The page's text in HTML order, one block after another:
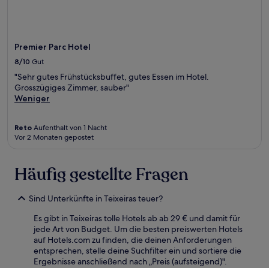
Premier Parc Hotel
8/10 Gut
"Sehr gutes Frühstücksbuffet, gutes Essen im Hotel.
Grosszügiges Zimmer, sauber"
Weniger
Reto Aufenthalt von 1 Nacht
Vor 2 Monaten gepostet
Häufig gestellte Fragen
Sind Unterkünfte in Teixeiras teuer?
Es gibt in Teixeiras tolle Hotels ab ab 29 € und damit für
jede Art von Budget. Um die besten preiswerten Hotels
auf Hotels.com zu finden, die deinen Anforderungen
entsprechen, stelle deine Suchfilter ein und sortiere die
Ergebnisse anschließend nach „Preis (aufsteigend)".